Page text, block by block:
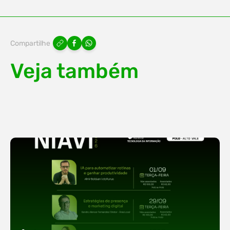
Compartilhe
Veja também